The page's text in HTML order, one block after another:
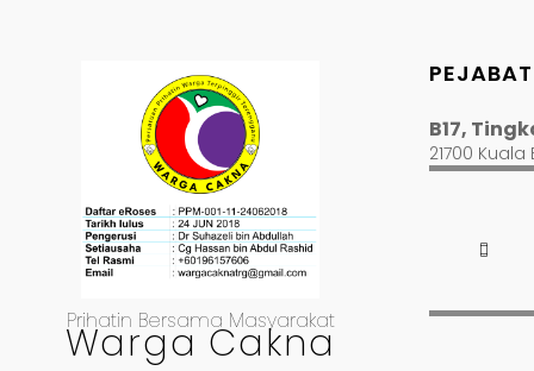
Prihatin Bersama Masyarakat
Warga Cakna
B17,
21700